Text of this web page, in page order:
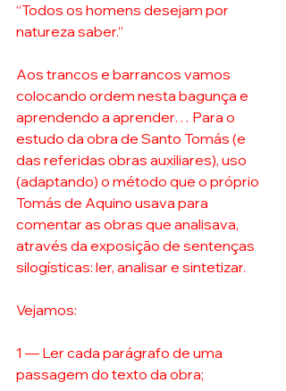
“Todos os homens desejam por
natureza saber.”
Aos trancos e barrancos vamos
colocando ordem nesta bagunça e
aprendendo a aprender… Para o
estudo da obra de Santo Tomás (e
das referidas obras auxiliares), uso
(adaptando) o método que o próprio
Tomás de Aquino usava para
comentar as obras que analisava,
através da exposição de sentenças
silogísticas: ler, analisar e sintetizar.
Vejamos:
1 — Ler cada parágrafo de uma
passagem do texto da obra;